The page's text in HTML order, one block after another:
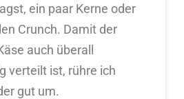
ein paar Kerne oder
Crunch. Damit der
auch überall
verteilt ist, rühre ich
gut um.